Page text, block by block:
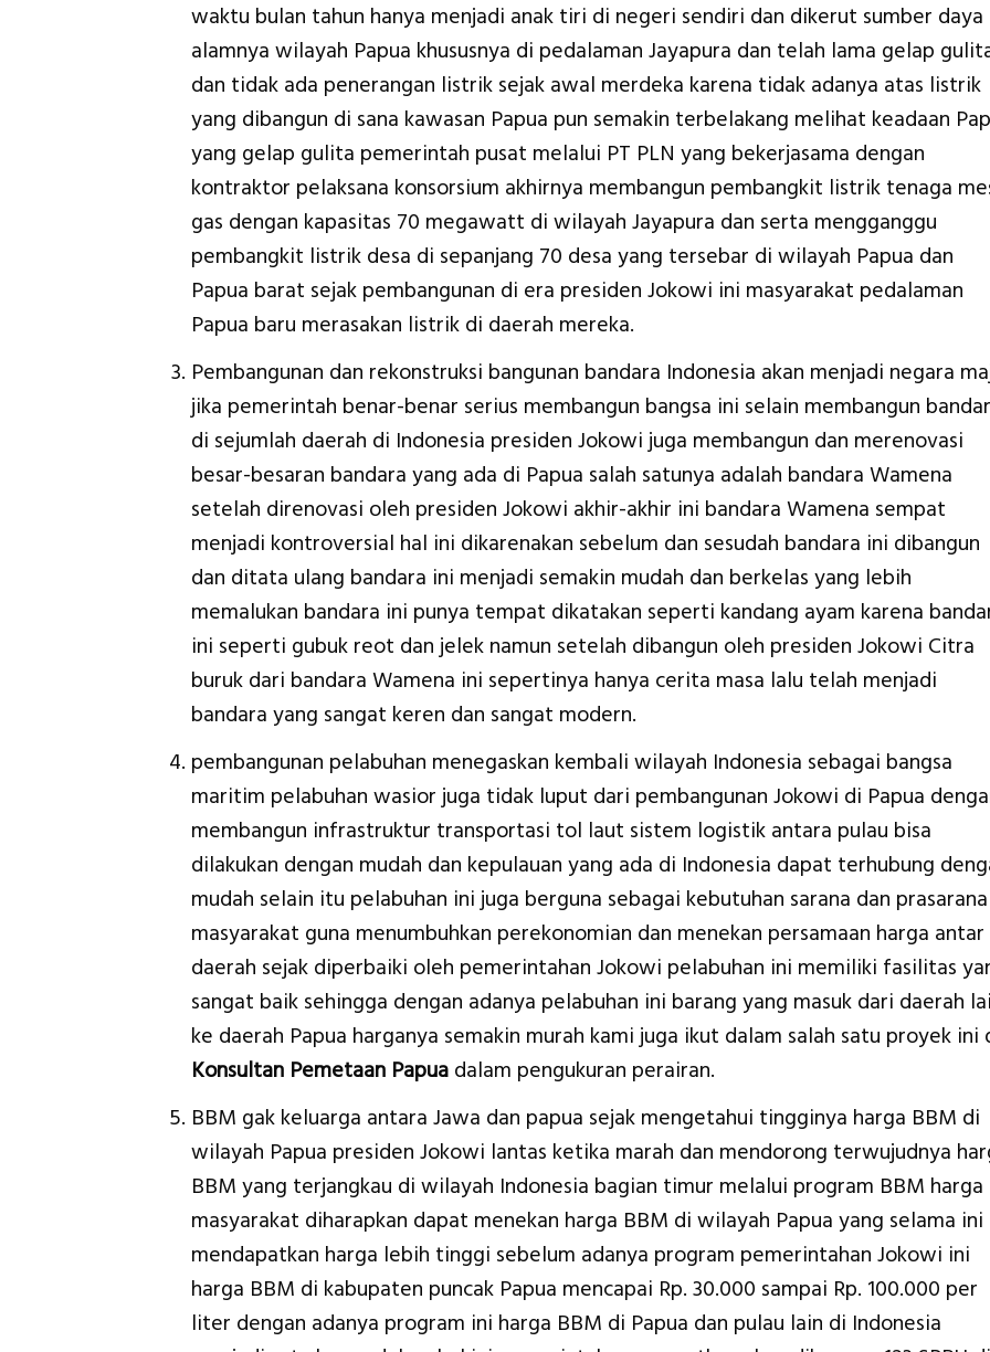
waktu bulan tahun hanya menjadi anak tiri di negeri sendiri dan dikerut sumber daya
alamnya wilayah Papua khususnya di pedalaman Jayapura dan telah lama gelap
dan tidak ada penerangan listrik sejak awal merdeka karena tidak adanya atas listrik
yang dibangun di sana kawasan Papua pun semakin terbelakang melihat keadaan
yang gelap gulita pemerintah pusat melalui PT PLN yang bekerjasama dengan
kontraktor pelaksana konsorsium akhirnya membangun pembangkit listrik tenaga
gas dengan kapasitas 70 megawatt di wilayah Jayapura dan serta mengganggu
pembangkit listrik desa di sepanjang 70 desa yang tersebar di wilayah Papua dan
Papua barat sejak pembangunan di era presiden Jokowi ini masyarakat pedalaman
Papua baru merasakan listrik di daerah mereka.
Pembangunan dan rekonstruksi bangunan bandara Indonesia akan menjadi negara
jika pemerintah benar-benar serius membangun bangsa ini selain membangun
di sejumlah daerah di Indonesia presiden Jokowi juga membangun dan merenovasi
besar-besaran bandara yang ada di Papua salah satunya adalah bandara Wamena
setelah direnovasi oleh presiden Jokowi akhir-akhir ini bandara Wamena sempat
menjadi kontroversial hal ini dikarenakan sebelum dan sesudah bandara ini dibangun
dan ditata ulang bandara ini menjadi semakin mudah dan berkelas yang lebih
memalukan bandara ini punya tempat dikatakan seperti kandang ayam karena
ini seperti gubuk reot dan jelek namun setelah dibangun oleh presiden Jokowi Citra
buruk dari bandara Wamena ini sepertinya hanya cerita masa lalu telah menjadi
bandara yang sangat keren dan sangat modern.
pembangunan pelabuhan menegaskan kembali wilayah Indonesia sebagai bangsa
maritim pelabuhan wasior juga tidak luput dari pembangunan Jokowi di Papua
membangun infrastruktur transportasi tol laut sistem logistik antara pulau bisa
dilakukan dengan mudah dan kepulauan yang ada di Indonesia dapat terhubung
mudah selain itu pelabuhan ini juga berguna sebagai kebutuhan sarana dan prasarana
masyarakat guna menumbuhkan perekonomian dan menekan persamaan harga antar
daerah sejak diperbaiki oleh pemerintahan Jokowi pelabuhan ini memiliki fasilitas
sangat baik sehingga dengan adanya pelabuhan ini barang yang masuk dari daerah
ke daerah Papua harganya semakin murah kami juga ikut dalam salah satu proyek ini
Konsultan Pemetaan Papuadalam pengukuran perairan.
BBM gak keluarga antara Jawa dan papua sejak mengetahui tingginya harga BBM di
wilayah Papua presiden Jokowi lantas ketika marah dan mendorong terwujudnya
BBM yang terjangkau di wilayah Indonesia bagian timur melalui program BBM harga
masyarakat diharapkan dapat menekan harga BBM di wilayah Papua yang selama ini
mendapatkan harga lebih tinggi sebelum adanya program pemerintahan Jokowi ini
harga BBM di kabupaten puncak Papua mencapai Rp. 30.000 sampai Rp. 100.000 per
liter dengan adanya program ini harga BBM di Papua dan pulau lain di Indonesia